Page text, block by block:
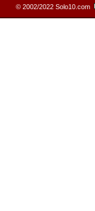
© 2002/2022 Solo10.com